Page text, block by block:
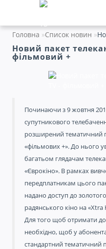
Головна Список новин
Новий пакет
фільмовий +
Починаючи з 9 жовтня
супутникового
розширений тематичний
«фільмових +». До нього
багатьом глядачам
«Єврокіно». В рамках
передплатникам цього
надано доступ до
радянського кіно на «Xtra
Для того щоб отримати
необхідно, щоб у
стандартний тематичний